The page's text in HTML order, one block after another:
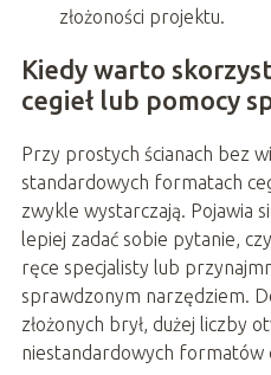
złożoności projektu.
Kiedy warto
cegieł lub pomocy
Przy prostych ścianach bez
standardowych formatach
zwykle wystarczają. Pojawia
lepiej zadać sobie pytanie,
ręce specjalisty lub
sprawdzonym narzędziem.
złożonych brył, dużej liczby
niestandardowych formatów